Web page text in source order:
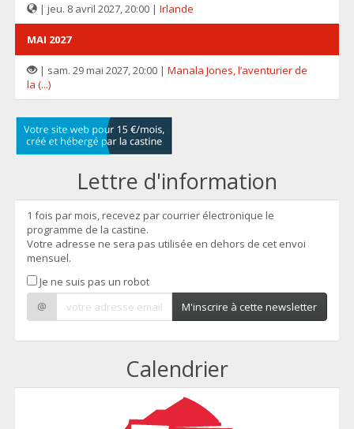
| jeu. 8 avril 2027, 20:00 | Irlande
MAI 2027
| sam. 29 mai 2027, 20:00 | Manala Jones, l’aventurier de
la (...)
Lettre d'information
1 fois par mois, recevez par courrier électronique le
programme de la castine.
Votre adresse ne sera pas utilisée en dehors de cet envoi
mensuel.
Je ne suis pas un robot
@
M'inscrire à cette newsletter
Calendrier